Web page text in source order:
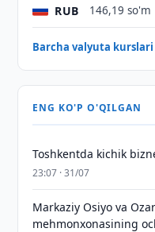
RUB 146,19 so'm
Barcha valyuta
ENG KO'P O'QILGAN
Toshkentda kichik
23:07 · 31/07
Markaziy Osiyo va
mehmonxonasining